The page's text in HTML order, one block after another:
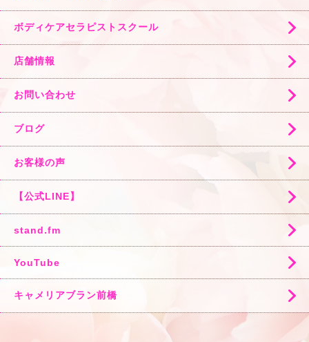
ボディケアセラピストスクール
店舗情報
お問い合わせ
ブログ
お客様の声
【公式LINE】
stand.fm
YouTube
キャメリアブラン前橋